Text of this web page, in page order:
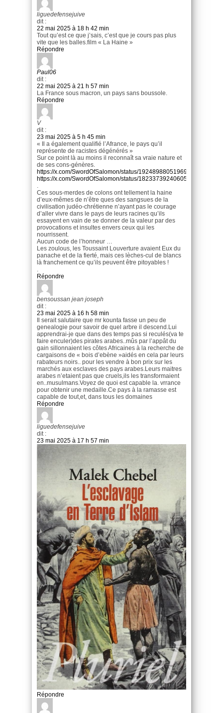
liguedefensejuive
dit :
22 mai 2025 à 18 h 42 min
Tout qu’est ce que j’sais, c’est que je cours pas plus
vite que les balles.film « La Haine »
Répondre
Paul06
dit :
22 mai 2025 à 21 h 57 min
La France sous macron, un pays sans boussole.
Répondre
V
dit :
23 mai 2025 à 5 h 45 min
« Il a également qualifié l’Afrance, le pays qu’il
représente de racistes dégénérés »
Sur ce point là au moins il reconnaît sa vraie nature et
de ses cons-génères.
https://x.com/SwordOfSalomon/status/1924898805196976386
https://x.com/SwordOfSalomon/status/1823373924060573731
Ces sous-merdes de colons ont tellement la haine
d’eux-mêmes de n’être ques des sangsues de la
civilisation judéo-chrétienne n’ayant pas le courage
d’aller vivre dans le pays de leurs racines qu’ils
essayent en vain de se donner de la valeur par des
provocations et insultes envers ceux qui les
nourrissent.
Aucun code de l’honneur …
Les zoulous, les Toussaint Louverture avaient Eux du
panache et de la fierté, mais ces lèches-cul de blancs
là franchement ce qu’ils peuvent être pitoyables !
Répondre
bensoussan jean joseph
dit :
23 mai 2025 à 16 h 58 min
Il serait salutaire que mr kounta fasse un peu de
genealogie pour savoir de quel arbre il descend.Lui
apprendrai-je que dans des temps pas si reculés(va te
faire enculer)des pirates arabes..mûs par l’appât du
gain sillonnaient les côtes Africaines à la recherche de
cargaisons de « bois d’ebène »aidés en cela par leurs
rabateurs noirs.. pour les vendre à bon prix sur les
marchés aux esclaves des pays arabes.Leurs maitres
arabes n’etaient pas que cruels,ils les transformaient
en..musulmans.Voyez de quoi est capable la. vrrance
pour obtenir une medaille.Ce pays à la ramasse est
capable de tout,et, dans tous les domaines
Répondre
liguedefensejuive
dit :
23 mai 2025 à 17 h 57 min
Répondre